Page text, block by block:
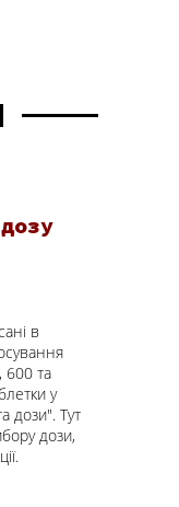
в
600 та
у
дози". Тут
дози,